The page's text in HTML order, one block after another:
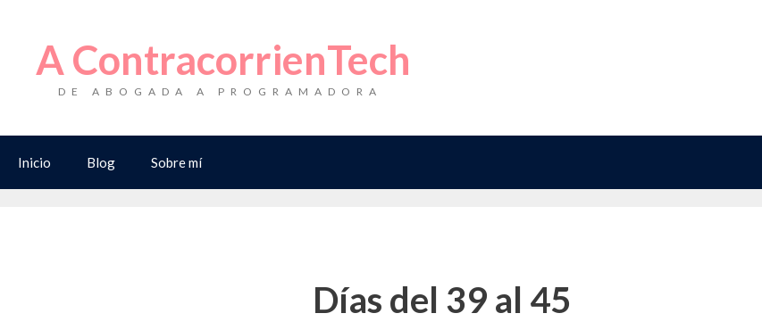
contenido
A ContracorrienTech
DE ABOGADA A PROGRAMADORA
Inicio Blog Sobre mí
Días del 39 al 45